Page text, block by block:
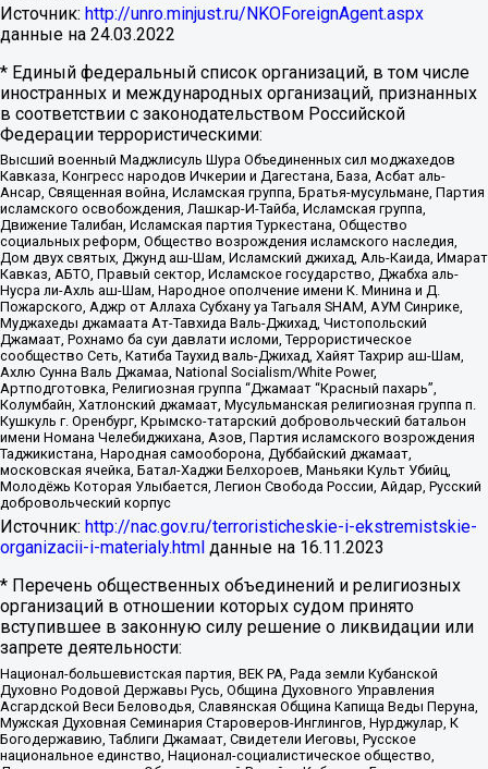
Источник: http://unro.minjust.ru/NKOForeignAgent.aspx
данные на 24.03.2022
* Единый федеральный список организаций, в том числе
иностранных и международных организаций, признанных
в соответствии с законодательством Российской
Федерации террористическими:
Высший военный Маджлисуль Шура Объединенных сил моджахедов
Кавказа, Конгресс народов Ичкерии и Дагестана, База, Асбат аль-
Ансар, Священная война, Исламская группа, Братья-мусульмане, Партия
исламского освобождения, Лашкар-И-Тайба, Исламская группа,
Движение Талибан, Исламская партия Туркестана, Общество
социальных реформ, Общество возрождения исламского наследия,
Дом двух святых, Джунд аш-Шам, Исламский джихад, Аль-Каида, Имарат
Кавказ, АБТО, Правый сектор, Исламское государство, Джабха аль-
Нусра ли-Ахль аш-Шам, Народное ополчение имени К. Минина и Д.
Пожарского, Аджр от Аллаха Субхану уа Тагьаля SHAM, АУМ Синрике,
Муджахеды джамаата Ат-Тавхида Валь-Джихад, Чистопольский
Джамаат, Рохнамо ба суи давлати исломи, Террористическое
сообщество Сеть, Катиба Таухид валь-Джихад, Хайят Тахрир аш-Шам,
Ахлю Сунна Валь Джамаа, National Socialism/White Power,
Артподготовка, Религиозная группа “Джамаат “Красный пахарь”,
Колумбайн, Хатлонский джамаат, Мусульманская религиозная группа п.
Кушкуль г. Оренбург, Крымско-татарский добровольческий батальон
имени Номана Челебиджихана, Азов, Партия исламского возрождения
Таджикистана, Народная самооборона, Дуббайский джамаат,
московская ячейка, Батал-Хаджи Белхороев, Маньяки Культ Убийц,
Молодёжь Которая Улыбается, Легион Свобода России, Айдар, Русский
добровольческий корпус
Источник: http://nac.gov.ru/terroristicheskie-i-ekstremistskie-
organizacii-i-materialy.html данные на 16.11.2023
* Перечень общественных объединений и религиозных
организаций в отношении которых судом принято
вступившее в законную силу решение о ликвидации или
запрете деятельности:
Национал-большевистская партия, ВЕК РА, Рада земли Кубанской
Духовно Родовой Державы Русь, Община Духовного Управления
Асгардской Веси Беловодья, Славянская Община Капища Веды Перуна,
Мужская Духовная Семинария Староверов-Инглингов, Нурджулар, К
Богодержавию, Таблиги Джамаат, Свидетели Иеговы, Русское
национальное единство, Национал-социалистическое общество,